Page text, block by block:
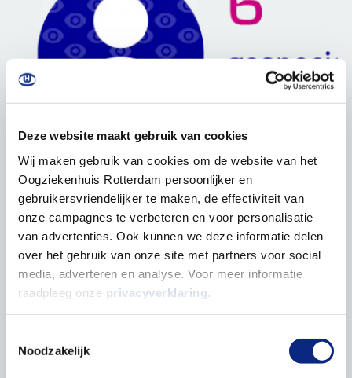
Deze website maakt gebruik van cookies
Wij maken gebruik van cookies om de website van het
Oogziekenhuis Rotterdam persoonlijker en
gebruikersvriendelijker te maken, de effectiviteit van
onze campagnes te verbeteren en voor personalisatie
van advertenties. Ook kunnen we deze informatie delen
over het gebruik van onze site met partners voor social
media, adverteren en analyse. Voor meer informatie
raadpleeg onze privacyverklaring
Noodzakelijk